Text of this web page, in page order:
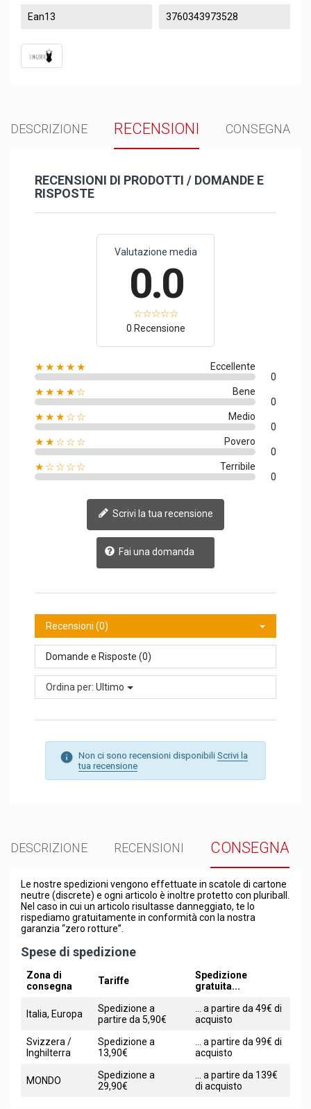
Ean13 3760343973528
DESCRIZIONE RECENSIONI CONSEGNA
RECENSIONI DI PRODOTTI / DOMANDE E
RISPOSTE
Valutazione media
0.0
0 Recensione
★★★★★
Eccellente
0
★★★★☆
Bene
0
★★★☆☆
Medio
0
★★☆☆☆
Povero
0
★☆☆☆☆
Terribile
0
Scrivi la tua recensione
Fai una domanda
Recensioni (0)
Domande e Risposte (0)
Ordina per: Ultimo
Non ci sono recensioni disponibili Scrivi la
tua recensione
DESCRIZIONE RECENSIONI CONSEGNA
Le nostre spedizioni vengono effettuate in scatole di cartone
neutre (discrete) e ogni articolo è inoltre protetto con pluriball.
Nel caso in cui un articolo risultasse danneggiato, te lo
rispediamo gratuitamente in conformità con la nostra
garanzia “zero rotture”.
Spese di spedizione
Zona di
consegna
Tariffe
Spedizione
gratuita...
Italia, Europa
Spedizione a
partire da 5,90€
... a partire da 49€ di
acquisto
Svizzera /
Inghilterra
Spedizione a
13,90€
... a partire da 99€ di
acquisto
MONDO
Spedizione a
29,90€
... a partire da 139€
di acquisto